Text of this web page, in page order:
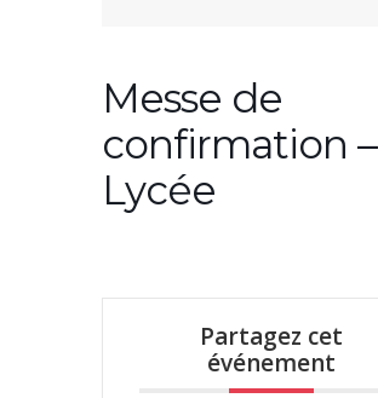
Messe de
confirmation –
Lycée
Partagez cet
événement